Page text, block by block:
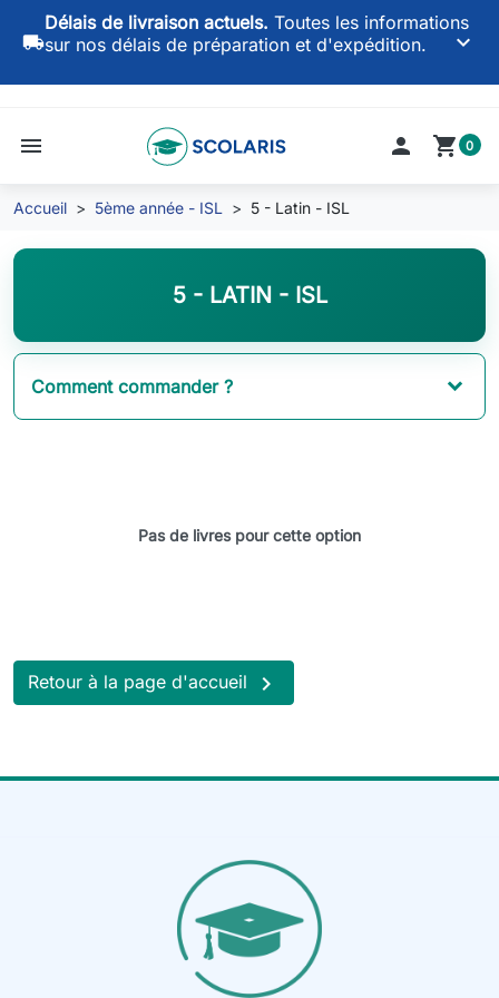
local_shipping
Délais de livraison actuels. Toutes les informations
sur nos délais de préparation et d'expédition.
keyboard_arrow_down
menu  shopping_cart 0
Accueil 5ème année - ISL 5 - Latin - ISL
5 - LATIN - ISL
Comment commander ?
Pas de livres pour cette option
Retour à la page d'accueil 